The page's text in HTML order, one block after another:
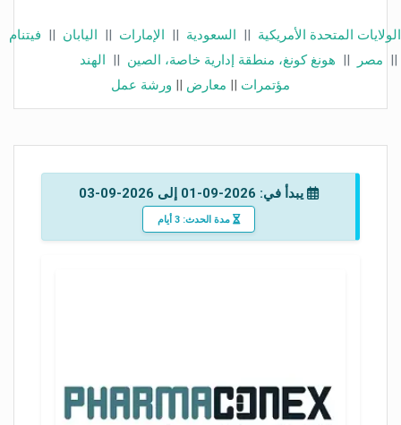
الولايات المتحدة الأمريكية || السعودية || الإمارات || اليابان || فيتنام
|| مصر || هونغ كونغ، منطقة إدارية خاصة، الصين || الهند
مؤتمرات || معارض || ورشة عمل
يبدأ في: 2026-09-01 إلى 2026-09-03
مدة الحدث: 3 أيام